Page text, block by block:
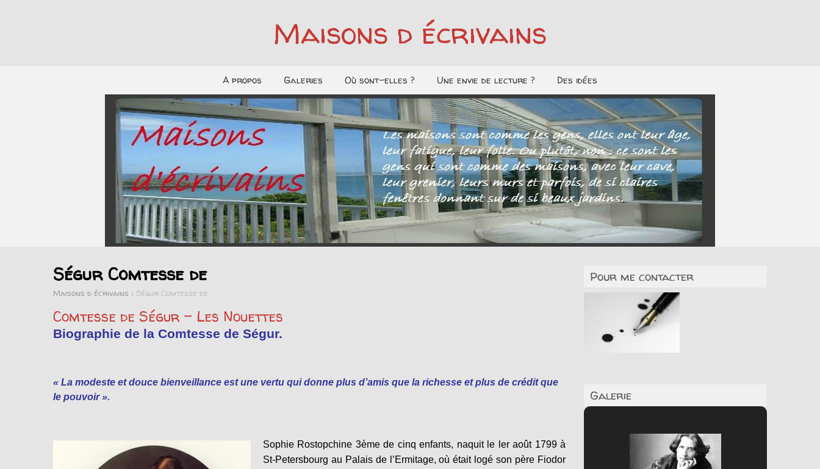
Maisons d écrivains
A propos Galeries Où sont-elles ? Une envie de lecture ? Des idées
Ségur Comtesse de
Maisons d écrivains > Ségur Comtesse de
Comtesse de Ségur – Les Nouettes
Biographie de la Comtesse de Ségur.
« La modeste et douce bienveillance est une vertu qui donne plus d’amis que la richesse et plus de crédit que
le pouvoir ».
Sophie Rostopchine 3ème de cinq enfants, naquit le ler août 1799 à
St-Petersbourg au Palais de l’Ermitage, où était logé son père Fiodor
Pour me contacter
Galerie